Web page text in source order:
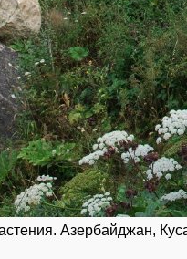
Азербайджан,